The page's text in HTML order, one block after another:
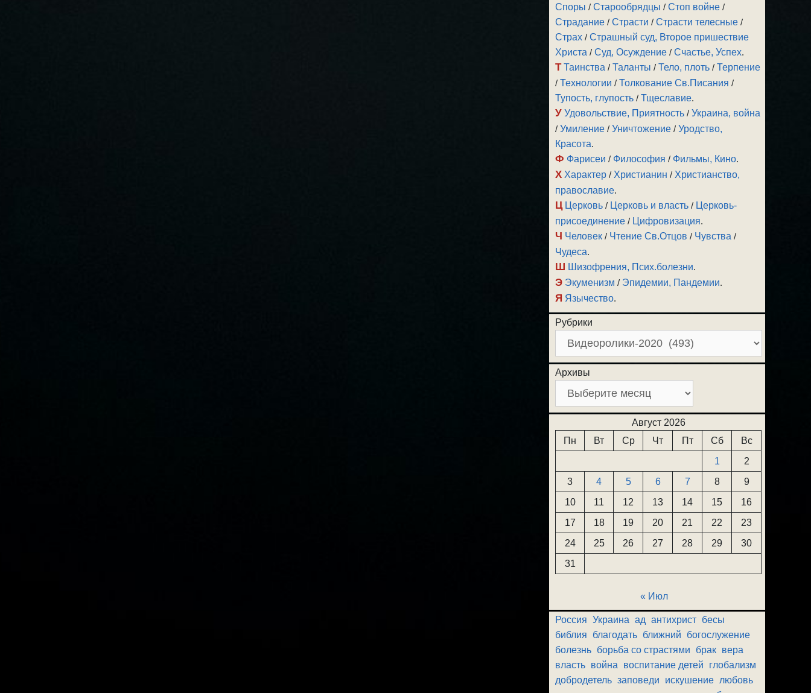
Споры /Старообрядцы /Стоп войне /
Страдание /Страсти /Страсти телесные /
Страх /Страшный суд, Второе пришествие
Христа /Суд, Осуждение /Счастье, Успех.
Т Таинства /Таланты /Тело, плоть /Терпение
/Технологии /Толкование Св.Писания /
Тупость, глупость /Тщеславие.
У Удовольствие, Приятность /Украина, война
/Умиление /Уничтожение /Уродство,
Красота.
Ф Фарисеи / Философия / Фильмы, Кино.
Х Характер / Христианин / Христианство,
православие.
Ц Церковь / Церковь и власть / Церковь-
присоединение / Цифровизация.
Ч Человек / Чтение Св.Отцов / Чувства /
Чудеса.
Ш Шизофрения, Псих.болезни.
Э Экуменизм / Эпидемии, Пандемии.
Я Язычество.
Рубрики
Архивы
Август 2026
Пн
Вт Ср Чт Пт Сб
Вс
1
2
3
4 5 6 7 8
9
10
11 12 13 14 15
16
17
18 19 20 21 22
23
24
25 26 27 28 29
30
31
« Июл
Россия Украина ад антихрист бесы
библия
благодать ближний
богослужение
болезнь борьба со страстями брак вера
власть война воспитание детей
глобализм
добродетель заповеди искушение любовь